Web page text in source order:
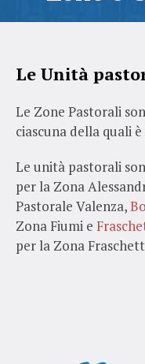
Le Unità
Le Zone Pastorali
ciascuna della quali
Le unità pastorali
per la Zona
Pastorale Valenza,
Zona Fiumi e
per la Zona